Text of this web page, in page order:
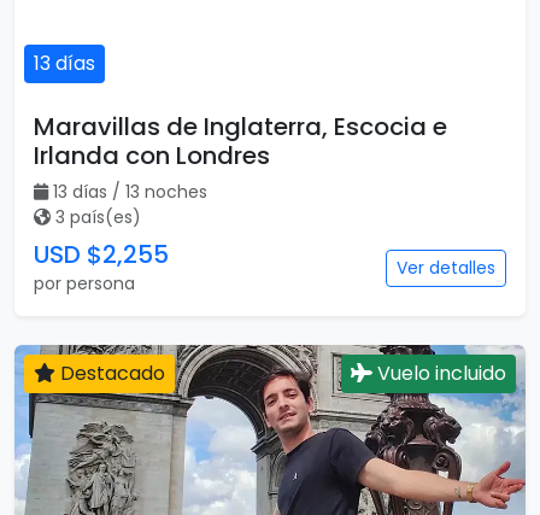
13 días
Maravillas de Inglaterra, Escocia e
Irlanda con Londres
13 días / 13 noches
3 país(es)
USD $2,255
por persona
Ver detalles
Destacado Vuelo incluido